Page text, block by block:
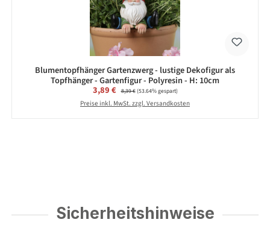
Blumentopfhänger Gartenzwerg - lustige Dekofigur als
Topfhänger - Gartenfigur - Polyresin - H: 10cm
Verkaufspreis:
3,89 € Regulärer Preis:
8,39 €(53.64% gespart)
Preise inkl. MwSt. zzgl. Versandkosten
Sicherheitshinweise